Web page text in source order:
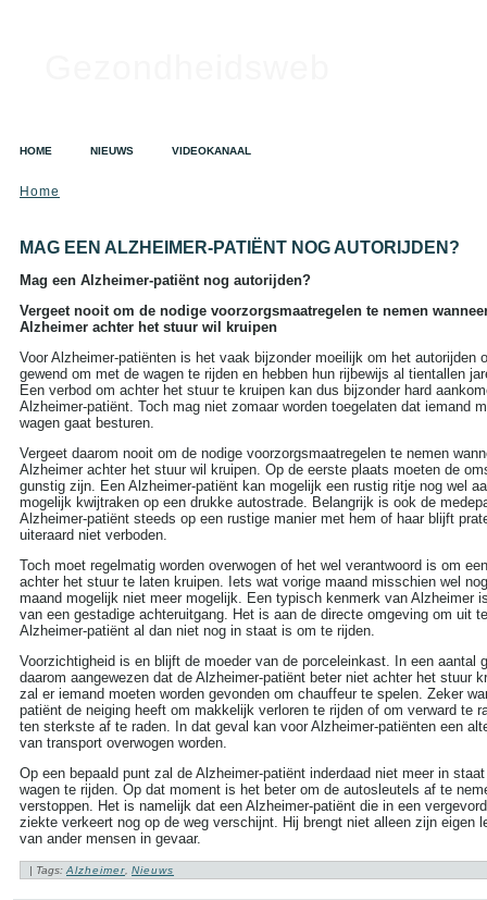
HOME NIEUWS VIDEOKANAAL
SEARCH
TAGS IN CLOUD
Alcohol Alzheimer Depressie
DieetGezondheid
A tot Z Griep Hart- en
vaatziekten Kanker
Opvoeding en zwangerschap
Sex Slapeloosheid
Voedingssupplementen
more tags
Aambeien speen(9)
Afasie(4)
Alcohol(86)
Allergie(44)
Alzheimer(110)
kanker(36)
Angstaanvallen(40)
Asperger(17)
Autisme(47)
Bedwateren(8)
Beroerte (27)
Bloed in de stoelgang(3)
Borderline(31)
Borstkanker (69)
Botox(5)
Cholesterol(22)
Chronisch
vermoeidheidssyndroom
Home
MAG EEN ALZHEIMER-PATIËNT NOG AUTORIJDEN?
Mag een Alzheimer-patiënt nog autorijden?
Vergeet nooit om de nodige voorzorgsmaatregelen te nemen
Alzheimer achter het stuur wil kruipen
Voor Alzheimer-patiënten is het vaak bijzonder moeilijk om het autorijden
gewend om met de wagen te rijden en hebben hun rijbewijs al tientallen
Een verbod om achter het stuur te kruipen kan dus bijzonder hard
Alzheimer-patiënt. Toch mag niet zomaar worden toegelaten dat iemand
wagen gaat besturen.
Vergeet daarom nooit om de nodige voorzorgsmaatregelen te nemen
Alzheimer achter het stuur wil kruipen. Op de eerste plaats moeten de
gunstig zijn. Een Alzheimer-patiënt kan mogelijk een rustig ritje nog wel
mogelijk kwijtraken op een drukke autostrade. Belangrijk is ook de
Alzheimer-patiënt steeds op een rustige manier met hem of haar blijft
uiteraard niet verboden.
Toch moet regelmatig worden overwogen of het wel verantwoord is om
achter het stuur te laten kruipen. Iets wat vorige maand misschien wel
maand mogelijk niet meer mogelijk. Een typisch kenmerk van Alzheimer
van een gestadige achteruitgang. Het is aan de directe omgeving om uit
Alzheimer-patiënt al dan niet nog in staat is om te rijden.
Voorzichtigheid is en blijft de moeder van de porceleinkast. In een aantal
daarom aangewezen dat de Alzheimer-patiënt beter niet achter het stuur
zal er iemand moeten worden gevonden om chauffeur te spelen. Zeker
patiënt de neiging heeft om makkelijk verloren te rijden of om verward te
ten sterkste af te raden. In dat geval kan voor Alzheimer-patiënten een
van transport overwogen worden.
Op een bepaald punt zal de Alzheimer-patiënt inderdaad niet meer in
wagen te rijden. Op dat moment is het beter om de autosleutels af te
verstoppen. Het is namelijk dat een Alzheimer-patiënt die in een
ziekte verkeert nog op de weg verschijnt. Hij brengt niet alleen zijn eigen
van ander mensen in gevaar.
| Tags:Alzheimer, Nieuws